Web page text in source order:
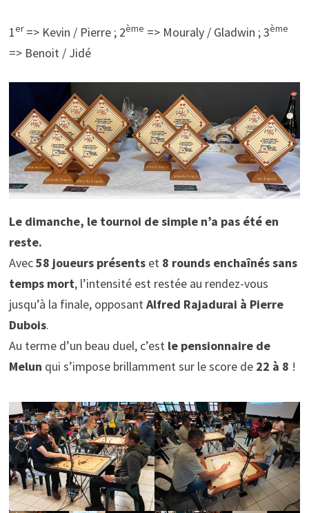
1er=> Kevin / Pierre ; 2ème => Mouraly / Gladwin ; 3ème
=> Benoit / Jidé
Le dimanche, le tournoi de simple n’a pas été en
reste.
Avec58 joueurs présentset 8 rounds enchaînés sans
temps mort, l’intensité est restée au rendez-vous
jusqu’à la finale, opposantAlfred Rajadurai à Pierre
Dubois.
Au terme d’un beau duel, c’est le pensionnaire de
Melun qui s’impose brillamment sur le score de 22 à 8 !